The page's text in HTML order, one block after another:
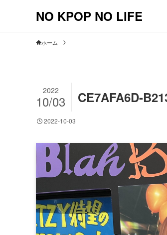
NO KPOP NO LIFE
ホーム
CE7AFA6D-
2022
10/03
2022-10-03